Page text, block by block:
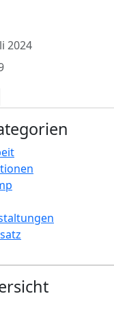
2024
Saisonstart 2025
Beitrag: Feuerwerk